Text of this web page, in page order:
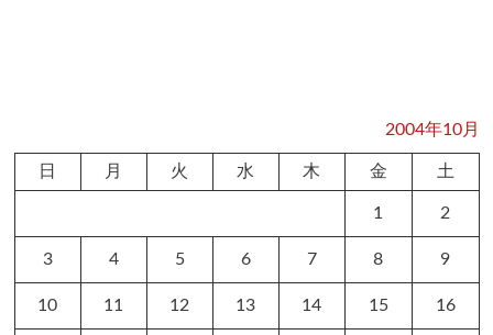
2004年10月
日 月 火 水 木 金 土
1 2
3 4 5 6 7 8 9
10 11 12 13 14 15 16